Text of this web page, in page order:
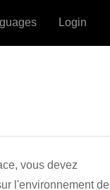
Login
vous devez
l'environnement de